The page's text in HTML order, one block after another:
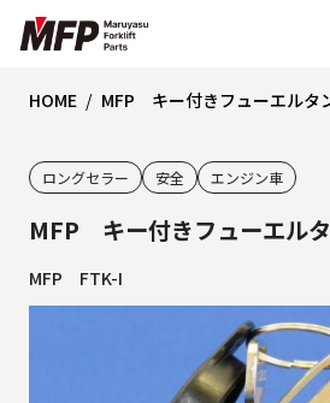
HOME MFP キー付きフューエルタ
ロングセラー 安全 エンジン車
MFP キー付きフューエル
MFP FTK-I